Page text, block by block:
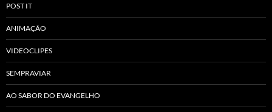
POST IT
ANIMAÇÃO
VIDEOCLIPES
SEMPRAVIAR
AO SABOR DO EVANGELHO